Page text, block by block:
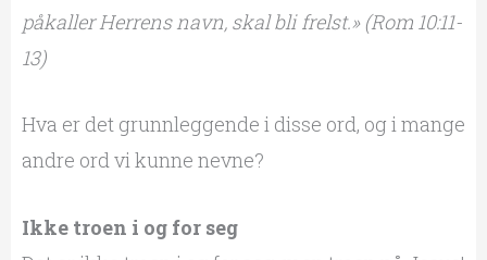
påkaller Herrens navn, skal bli frelst.» (Rom 10:11-
13)
Hva er det grunnleggende i disse ord, og i mange
andre ord vi kunne nevne?
Ikke troen i og for seg